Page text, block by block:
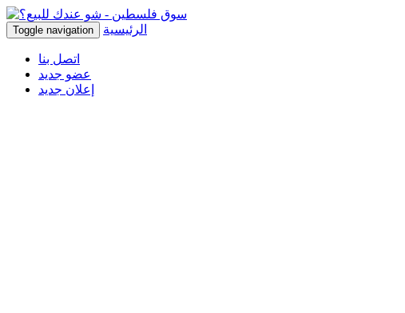
Toggle navigation الرئيسية
اتصل بنا
عضو جديد
إعلان جديد